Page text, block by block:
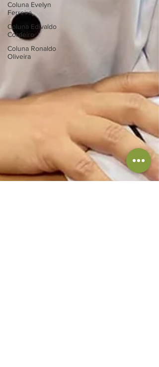
Coluna Evelyn
Ferreira
Coluna Edivaldo
Cordeiro
Coluna Ronaldo
Oliveira